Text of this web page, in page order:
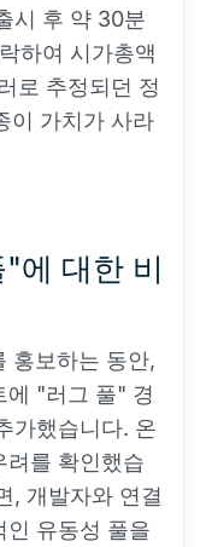
시 후 약 30분
하여 시가총액
로 추정되던 정
이 가치가 사라
에 대한 비
홍보하는 동안,
에 "러그 풀" 경
가했습니다. 온
려를 확인했습
, 개발자와 연결
인 유동성 풀을